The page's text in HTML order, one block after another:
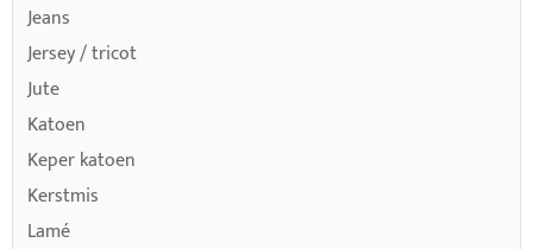
Jeans
Jersey / tricot
Jute
Katoen
Keper katoen
Kerstmis
Lamé